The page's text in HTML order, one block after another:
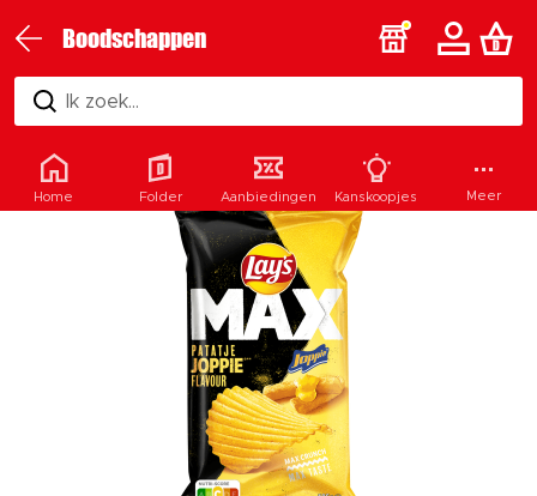
Boodschappen
Ik zoek...
Home Folder Aanbiedingen Kanskoopjes Meer